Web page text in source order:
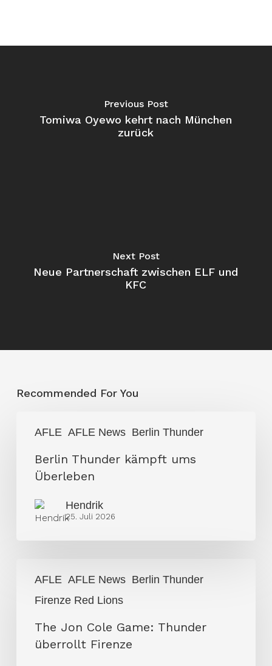
Previous Post
Tomiwa Oyewo kehrt nach München
zurück
Next Post
Neue Partnerschaft zwischen ELF und
KFC
Recommended For You
AFLE AFLE News Berlin Thunder
Thunder
kämpftBerlin Thunder kämpft ums
Überleben
Hendrik
25. Juli 2026
AFLE AFLE News Berlin Thunder
Firenze Red Lions
Cole
Thunder
The Jon Cole Game: Thunder
überrollt Firenze